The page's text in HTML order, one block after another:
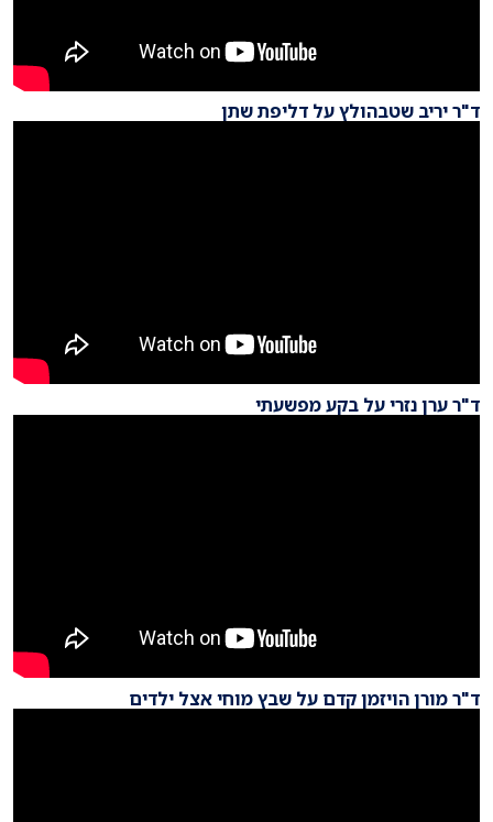
ד"ר יריב שטבהולץ על דליפת שתן
ד"ר ערן נזרי על בקע מפשעתי
ד"ר מורן הויזמן קדם על שבץ מוחי אצל ילדים